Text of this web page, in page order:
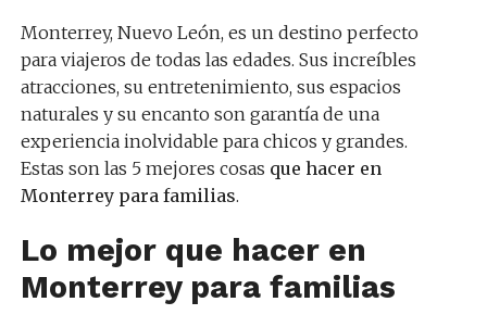
Monterrey, Nuevo León, es un destino perfecto
para viajeros de todas las edades. Sus increíbles
atracciones, su entretenimiento, sus espacios
naturales y su encanto son garantía de una
experiencia inolvidable para chicos y grandes.
Estas son las 5 mejores cosas que hacer en
Monterrey para familias.
Lo mejor que hacer en
Monterrey para familias